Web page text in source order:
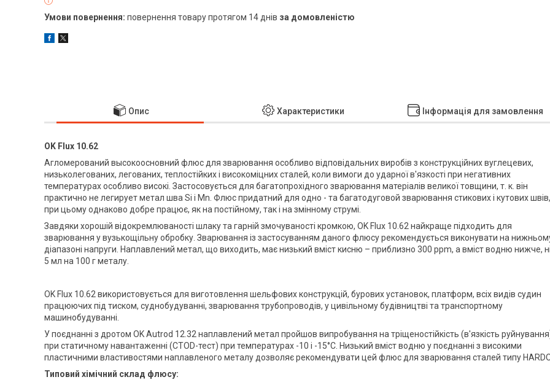
повернення товару протягом 14 днів за домовленістю
Опис Характеристики Інформація для замовлення
OK Flux 10.62
Агломерований высокоосновний флюс для зварювання особливо відповідальних виробів з конструкційних вуглецевих,
низьколегованих, легованих, теплостійких і високоміцних сталей, коли вимоги до ударної в'язкості при негативних
температурах особливо високі. Застосовується для багатопрохідного зварювання матеріалів великої товщини, т. к. він
практично не легирует метал шва Si і Mn. Флюс придатний для одно - та багатодуговой зварювання стикових і кутових швів,
при цьому однаково добре працює, як на постійному, так і на змінному струмі.
Завдяки хорошій відокремлюваності шлаку та гарній змочуваності кромкою, OK Flux 10.62 найкраще підходить для
зварювання у вузькощільну обробку. Зварювання із застосуванням даного флюсу рекомендується виконувати на
діапазоні напруги. Наплавлений метал, що виходить, має низький вміст кисню – приблизно 300 ppm, а вміст водню нижче,
5 мл на 100 г металу.
OK Flux 10.62 використовується для виготовлення шельфових конструкцій, бурових установок, платформ, всіх видів судин
працюючих під тиском, суднобудуванні, зварювання трубопроводів, у цивільному будівництві та транспортному
машинобудуванні.
У поєднанні з дротом OK Autrod 12.32 наплавлений метал пройшов випробування на тріщеностійкість (в'язкість
при статичному навантаженні (CTOD-тест) при температурах -10 і -15°С. Низький вміст водню у поєднанні з високими
пластичними властивостями наплавленого металу дозволяє рекомендувати цей флюс для зварювання сталей типу
Типовий хімічний склад флюсу: